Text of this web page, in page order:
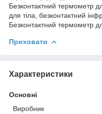
Безконтактний термометр
для тіла, безконтактний
Безконтактний термометр
Приховати
Характеристики
Основні
Виробник